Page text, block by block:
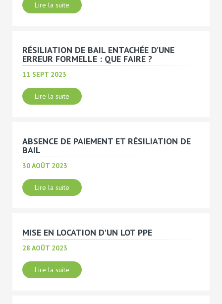
Lire la suite
RÉSILIATION DE BAIL ENTACHÉE D’UNE
ERREUR FORMELLE : QUE FAIRE ?
11 SEPT 2023
Lire la suite
ABSENCE DE PAIEMENT ET RÉSILIATION DE
BAIL
30 AOÛT 2023
Lire la suite
MISE EN LOCATION D'UN LOT PPE
28 AOÛT 2023
Lire la suite